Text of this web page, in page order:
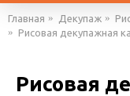
Главная Декупаж
Рисовая декупажная
Рисовая